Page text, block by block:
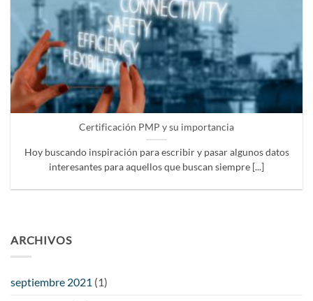
Certificación PMP y su importancia
Hoy buscando inspiración para escribir y pasar algunos datos
interesantes para aquellos que buscan siempre [...]
ARCHIVOS
septiembre 2021 (1)